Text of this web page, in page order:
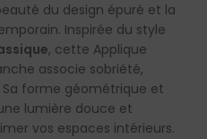
du design épuré et la
Inspirée du style
, cette Applique
associe sobriété,
forme géométrique et
lumière douce et
vos espaces intérieurs.